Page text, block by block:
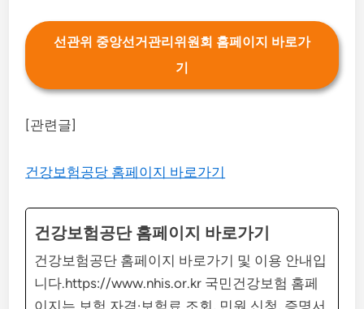
선관위 중앙선거관리위원회 홈페이지 바로가
기
[관련글]
건강보험공당 홈페이지 바로가기
건강보험공단 홈페이지 바로가기
건강보험공단 홈페이지 바로가기 및 이용 안내입
니다.https://www.nhis.or.kr 국민건강보험 홈페
이지는 보험 자격·보험료 조회, 민원 신청, 증명서